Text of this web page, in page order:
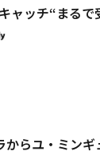
ャッチ“まるで
からユ・ミン